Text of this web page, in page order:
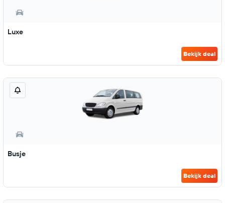
Luxe
Bekijk deal
Busje
Bekijk deal